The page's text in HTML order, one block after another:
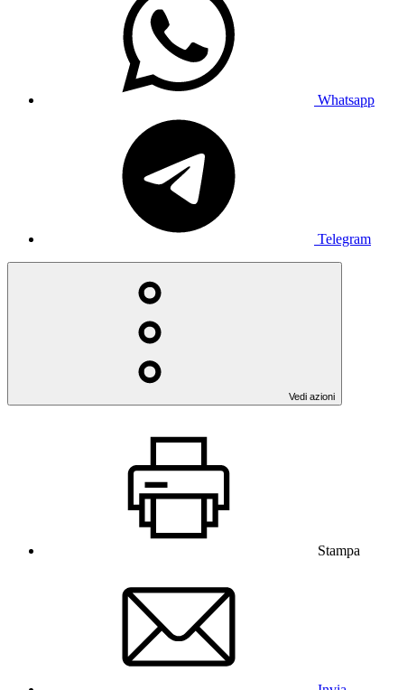
Whatsapp
Telegram
Vedi azioni
Stampa